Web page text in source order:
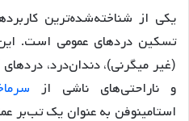
یکی از شناخته‌شده‌ترین
تسکین دردهای عمومی است.
(غیر میگرنی)، دندان‌درد،
و ناراحتی‌های ناشی از
استامینوفن به عنوان یک تب‌بر